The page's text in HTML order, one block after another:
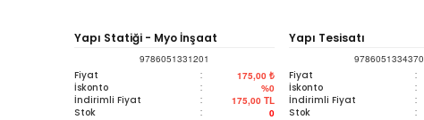
Yapı Statiği - Myo İnşaat
Teknikerliği Programları İçin
9786051331201
Fiyat : 175,00 ₺
İskonto : %0
İndirimli Fiyat : 175,00 TL
Stok : 0
Yapı Tesisatı
9786051334370
Fiyat :
İskonto :
İndirimli Fiyat :
Stok :